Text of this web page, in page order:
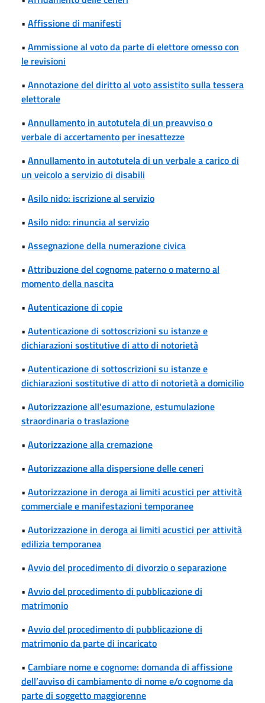
• Affissione di manifesti
• Ammissione al voto da parte di elettore omesso con
le revisioni
• Annotazione del diritto al voto assistito sulla tessera
elettorale
• Annullamento in autotutela di un preavviso o
verbale di accertamento per inesattezze
• Annullamento in autotutela di un verbale a carico di
un veicolo a servizio di disabili
• Asilo nido: iscrizione al servizio
• Asilo nido: rinuncia al servizio
• Assegnazione della numerazione civica
• Attribuzione del cognome paterno o materno al
momento della nascita
• Autenticazione di copie
• Autenticazione di sottoscrizioni su istanze e
dichiarazioni sostitutive di atto di notorietà
• Autenticazione di sottoscrizioni su istanze e
dichiarazioni sostitutive di atto di notorietà a domicilio
• Autorizzazione all'esumazione, estumulazione
straordinaria o traslazione
• Autorizzazione alla cremazione
• Autorizzazione alla dispersione delle ceneri
• Autorizzazione in deroga ai limiti acustici per attività
commerciale e manifestazioni temporanee
• Autorizzazione in deroga ai limiti acustici per attività
edilizia temporanea
• Avvio del procedimento di divorzio o separazione
• Avvio del procedimento di pubblicazione di
matrimonio
• Avvio del procedimento di pubblicazione di
matrimonio da parte di incaricato
• Cambiare nome e cognome: domanda di affissione
dell’avviso di cambiamento di nome e/o cognome da
parte di soggetto maggiorenne